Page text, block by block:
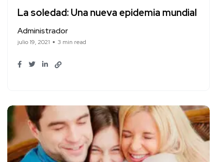
La soledad: Una nueva epidemia mundial
Administrador
julio 19, 2021 3 min read